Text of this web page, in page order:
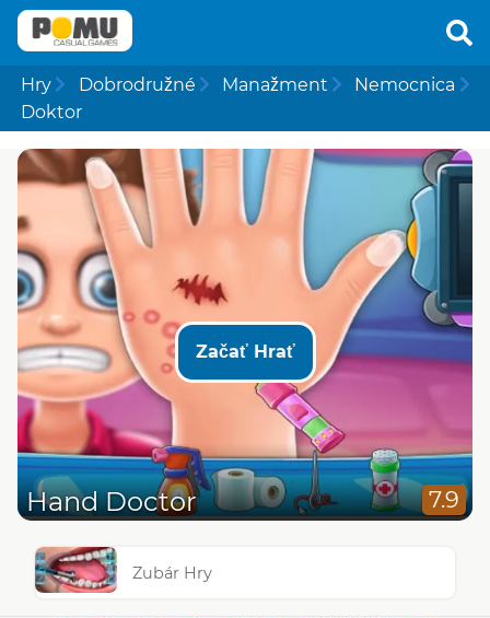
Hry Dobrodružné Manažment
Nemocnica
Doktor
Začať Hrať
Hand Doctor 7.9
Zubár Hry